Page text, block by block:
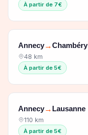
À partir de 7€
Annecy→Chambéry
48 km
À partir de 5€
Annecy→ Lausanne
110 km
À partir de 5€